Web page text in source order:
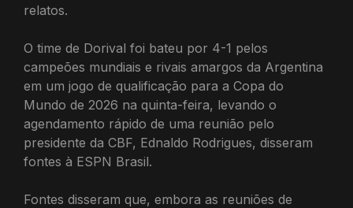
relatos.
O time de Dorival foi bateu por 4-1 pelos
campeões mundiais e rivais amargos da Argentina
em um jogo de qualificação para a Copa do
Mundo de 2026 na quinta-feira, levando o
agendamento rápido de uma reunião pelo
presidente da CBF, Ednaldo Rodrigues, disseram
fontes à ESPN Brasil.
Fontes disseram que, embora as reuniões de